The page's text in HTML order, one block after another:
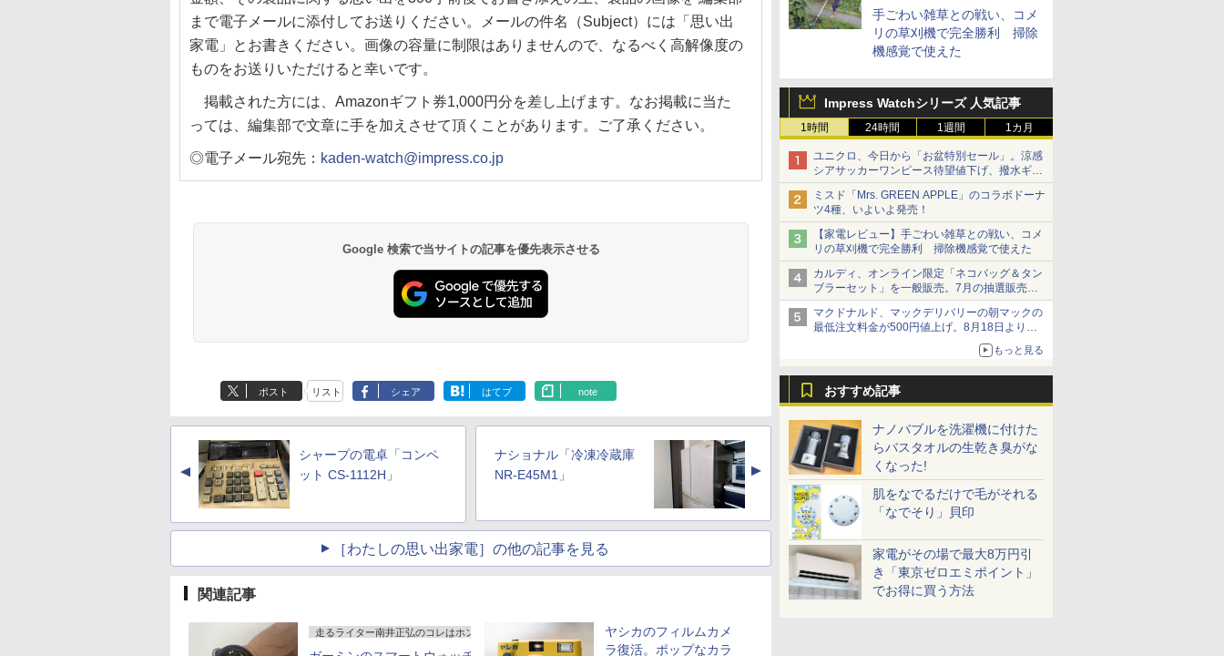
手ごわい雑草との戦い、コメ
リの草刈機で完全勝利 掃除
機感覚で使えた
Impress Watchシリーズ 人気記事
1時間 24時間 1週間 1カ月
ユニクロ、今日から「お盆特別セール」。涼感
シアサッカーワンピース待望値下げ、撥水ギア
ショーツは1990円に
ミスド「Mrs. GREEN APPLE」のコラボドーナ
ツ4種、いよいよ発売！
【家電レビュー】手ごわい雑草との戦い、コメ
リの草刈機で完全勝利 掃除機感覚で使えた
カルディ、オンライン限定「ネコバッグ＆タン
ブラーセット」を一般販売。7月の抽選販売の
当選無効分
マクドナルド、マックデリバリーの朝マックの
最低注文料金が500円値上げ。8月18日より
もっと見る
おすすめ記事
ナノバブルを洗濯機に付けた
らバスタオルの生乾き臭がな
くなった!
肌をなでるだけで毛がそれる
「なでそり」貝印
家電がその場で最大8万円引
き「東京ゼロエミポイント」
でお得に買う方法
まで電子メールに添付してお送りください。メールの件名（Subject）には「思い出
家電」とお書きください。画像の容量に制限はありませんので、なるべく高解像度の
ものをお送りいただけると幸いです。
掲載された方には、Amazonギフト券1,000円分を差し上げます。なお掲載に当た
っては、編集部で文章に手を加えさせて頂くことがあります。ご了承ください。
◎電子メール宛先： kaden-watch@impress.co.jp
Google 検索で当サイトの記事を優先表示させる
ポスト リスト シェア はてブ note
▲
シャープの電卓「コンペ
ット CS-1112H」
ナショナル「冷凍冷蔵庫
NR-E45M1」
▲
［わたしの思い出家電］の他の記事を見る
関連記事
走るライター南井正弘のコレはホントにスグレモノ!
ヤシカのフィルムカメ
ラ復活。ポップなカラ